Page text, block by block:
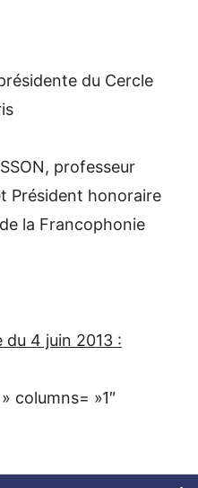
du Cercle
professeur
Président honoraire
la Francophonie
du 4 juin 2013 :
columns= »1″